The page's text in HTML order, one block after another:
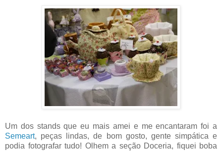
Um dos stands que eu mais amei e me encantaram foi a
Semeart, peças lindas, de bom gosto, gente simpática e
podia fotografar tudo! Olhem a seção Doceria, fiquei boba